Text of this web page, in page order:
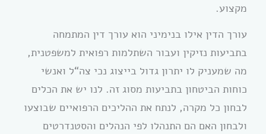
מקצוע.
עורך הדין אילו בנימיני הוא עורך דין המתמחה
בתביעות נזיקין ועבור השתלמות רפואית למשפטנית,
מה שמעניק לו יתרון גדול בייצוג נכי צה“ל ואנשי
כוחות הביטחון בתביעות מסוג זה. לנו יש את הכלים
לבחון כל מקרה, לנתח את ההליכים הרפואיים שבוצעו
ולבחון האם הם התנהלו לפי הנהלים והסטנדרטים